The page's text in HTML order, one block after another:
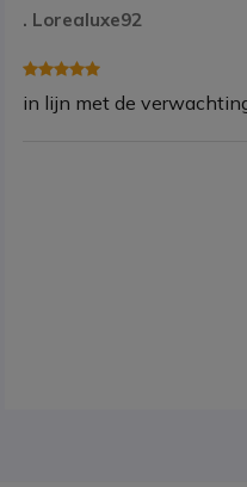
. Lorealuxe92
in lijn met de